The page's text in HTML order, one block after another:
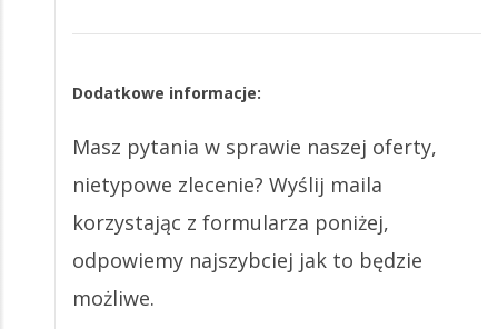
Dodatkowe informacje:
Masz pytania w sprawie naszej oferty,
nietypowe zlecenie? Wyślij maila
korzystając z formularza poniżej,
odpowiemy najszybciej jak to będzie
możliwe.